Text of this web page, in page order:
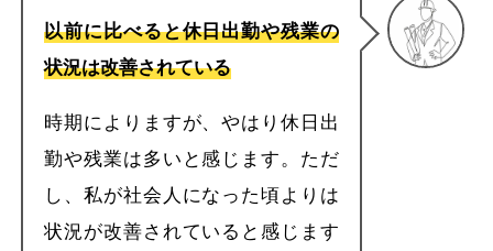
以前に比べると休日出勤や残業の
状況は改善されている
時期によりますが、やはり休日出
勤や残業は多いと感じます。ただ
し、私が社会人になった頃よりは
状況が改善されていると感じます